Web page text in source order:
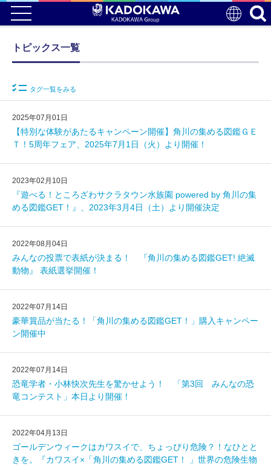
トピックス一覧
タグ一覧をみる
2025年07月01日
【特別な体験があたるキャンペーン開催】角川の集める図鑑ＧＥ
Ｔ！5周年フェア、2025年7月1日（火）より開催！
2023年02月10日
『遊べる！ところざわサクラタウン水族園 powered by 角川の集
める図鑑GET！』、2023年3月4日（土）より開催決定
2022年08月04日
みんなの投票で表紙が決まる！ 『角川の集める図鑑GET! 絶滅
動物』 表紙選挙開催！
2022年07月14日
豪華賞品が当たる！「角川の集める図鑑GET！」購入キャンペー
ン開催中
2022年07月14日
恐竜学者・小林快次先生を驚かせよう！ 「第3回 みんなの恐
竜コンテスト」本日より開催！
2022年04月13日
ゴールデンウィークはカワスイで、ちょっぴり危険？！なひとと
きを。『カワスイ×「角川の集める図鑑GET！ 」世界の危険生物